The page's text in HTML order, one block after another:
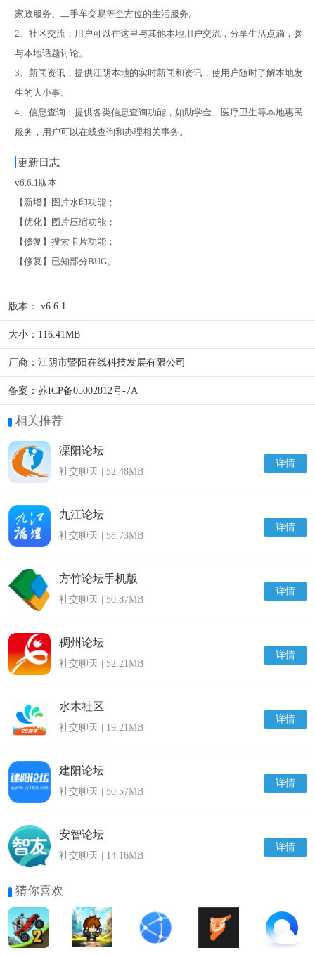
家政服务、二手车交易等全方位的生活服务。
2、社区交流：用户可以在这里与其他本地用户交流，分享生活点滴，参
与本地话题讨论。
3、新闻资讯：提供江阴本地的实时新闻和资讯，使用户随时了解本地发
生的大小事。
4、信息查询：提供各类信息查询功能，如助学金、医疗卫生等本地惠民
服务，用户可以在线查询和办理相关事务。
更新日志
v6.6.1版本
【新增】图片水印功能；
【优化】图片压缩功能；
【修复】搜索卡片功能；
【修复】已知部分BUG。
版本： v6.6.1
大小： 116.41MB
厂商： 江阴市暨阳在线科技发展有限公司
备案： 苏ICP备05002812号-7A
相关推荐
详情
溧阳论坛
社交聊天 | 52.48MB
详情
九江论坛
社交聊天 | 58.73MB
详情
方竹论坛手机版
社交聊天 | 50.87MB
详情
稠州论坛
社交聊天 | 52.21MB
详情
水木社区
社交聊天 | 19.21MB
详情
建阳论坛
社交聊天 | 50.57MB
详情
安智论坛
社交聊天 | 14.16MB
猜你喜欢